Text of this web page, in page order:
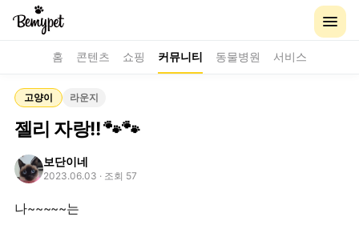
홈 콘텐츠 쇼핑 커뮤니티 동물병원 서비스
고양이 라운지
젤리 자랑!! 🐾🐾
보단이네
2023.06.03 · 조회 57
나~~~~~는